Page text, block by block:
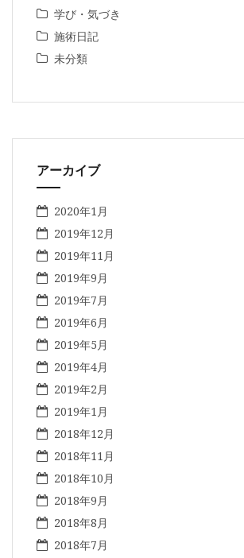
学び・気づき
施術日記
未分類
アーカイブ
2020年1月
2019年12月
2019年11月
2019年9月
2019年7月
2019年6月
2019年5月
2019年4月
2019年2月
2019年1月
2018年12月
2018年11月
2018年10月
2018年9月
2018年8月
2018年7月